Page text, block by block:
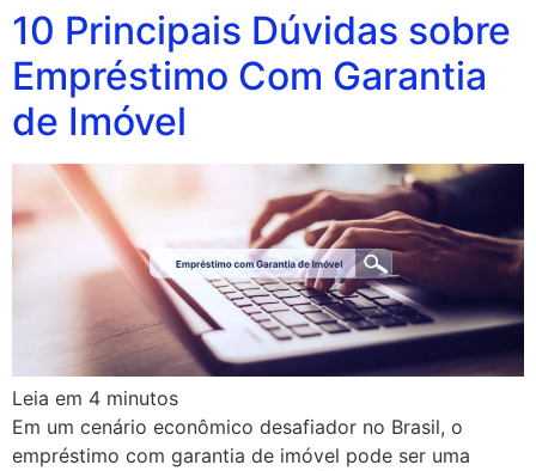
10 Principais Dúvidas sobre
Empréstimo Com Garantia
de Imóvel
Leia em 4 minutos
Em um cenário econômico desafiador no Brasil, o
empréstimo com garantia de imóvel pode ser uma